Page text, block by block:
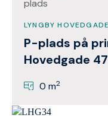
LYNGBY
P-plads på
Hovedgade 47
0 m2